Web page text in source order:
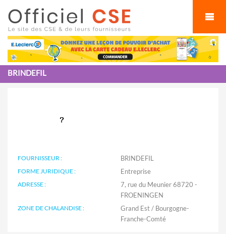
BRINDEFIL
FOURNISSEUR : BRINDEFIL
FORME JURIDIQUE : Entreprise
ADRESSE :
7, rue du Meunier 68720 -
FROENINGEN
ZONE DE CHALANDISE :
Grand Est / Bourgogne-
Franche-Comté